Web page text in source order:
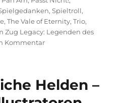
,Spieltroll,
,The Vale of Eternity,Trio,
Zug Legacy: Legenden des
Kommentarzu
die
Helden –